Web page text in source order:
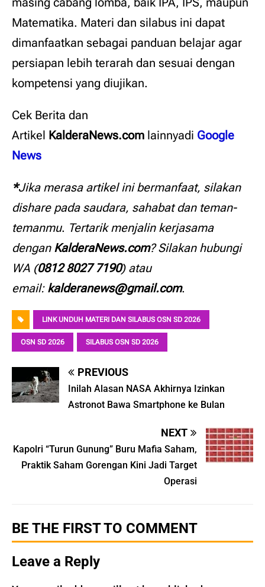
Matematika. Materi dan silabus ini dapat
dimanfaatkan sebagai panduan belajar agar
persiapan lebih terarah dan sesuai dengan
kompetensi yang diujikan.
Cek Berita dan
Artikel KalderaNews.com lainnyadi Google
News
*Jika merasa artikel ini bermanfaat, silakan
dishare pada saudara, sahabat dan teman-
temanmu. Tertarik menjalin kerjasama
dengan KalderaNews.com? Silakan hubungi
WA (0812 8027 7190) atau
email: kalderanews@gmail.com.
LINK UNDUH MATERI DAN SILABUS OSN SD 2026
OSN SD 2026 SILABUS OSN SD 2026
PREVIOUS
Inilah Alasan NASA Akhirnya Izinkan
Astronot Bawa Smartphone ke Bulan
NEXT
Kapolri “Turun Gunung” Buru Mafia Saham,
Praktik Saham Gorengan Kini Jadi Target
Operasi
BE THE FIRST TO COMMENT
Leave a Reply